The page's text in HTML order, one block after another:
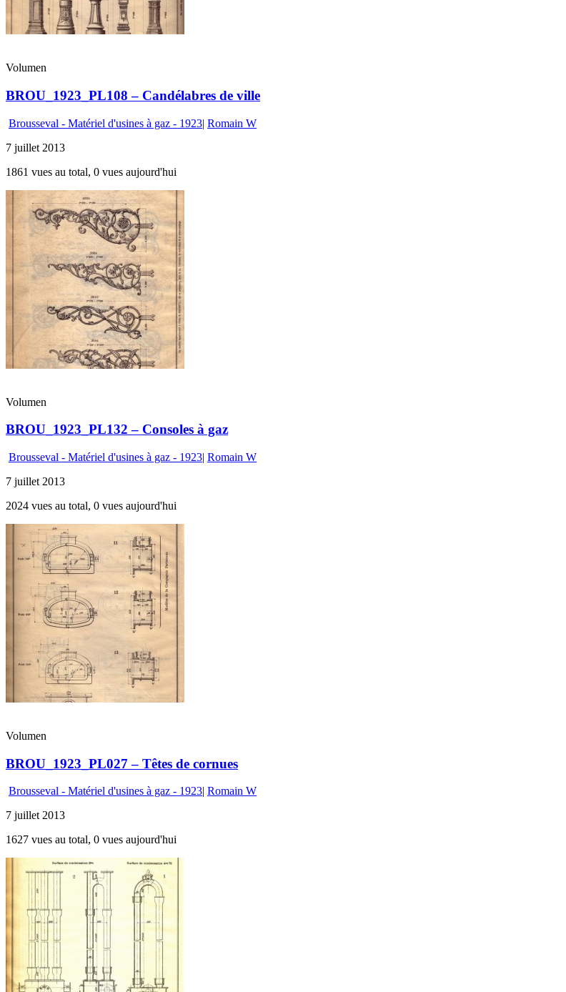
Volumen
BROU_1923_PL108 – Candélabres de ville
Brousseval - Matériel d'usines à gaz - 1923| Romain W
7 juillet 2013
1861 vues au total, 0 vues aujourd'hui
Volumen
BROU_1923_PL132 – Consoles à gaz
Brousseval - Matériel d'usines à gaz - 1923| Romain W
7 juillet 2013
2024 vues au total, 0 vues aujourd'hui
Volumen
BROU_1923_PL027 – Têtes de cornues
Brousseval - Matériel d'usines à gaz - 1923| Romain W
7 juillet 2013
1627 vues au total, 0 vues aujourd'hui